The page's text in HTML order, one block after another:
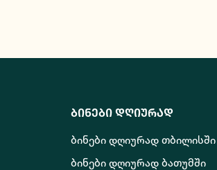
ბინები დღიურად
ბინები დღიურად თბილისში
ბინები დღიურად ბათუმში